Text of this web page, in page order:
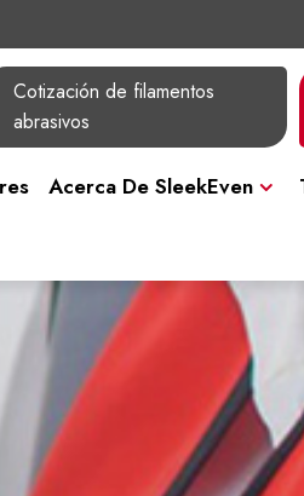
Cotización de filamentos
abrasivos
Acerca De SleekEven